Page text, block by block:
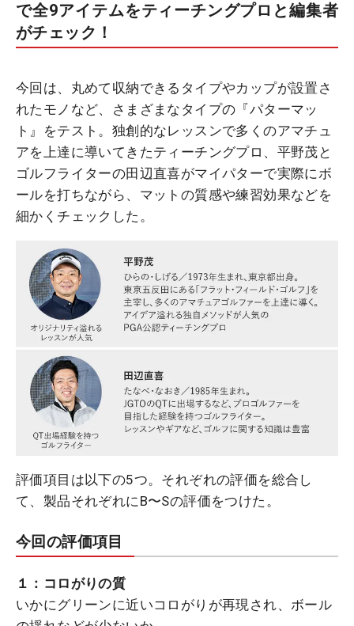
で全9アイテムをティーチングプロと編集者
がチェック！
今回は、丸めて収納できるタイプやカップが設置さ
れたモノなど、さまざまなタイプの『パターマッ
ト』をテスト。独創的なレッスンで多くのアマチュ
アを上達に導いてきたティーチングプロ、平野茂と
ゴルフライターの田辺直喜がマイパターで実際にボ
ールを打ちながら、マットの質感や練習効果などを
細かくチェックした。
評価項目は以下の5つ。それぞれの評価を総合し
て、製品それぞれにB〜Sの評価をつけた。
今回の評価項目
１：コロがりの質
いかにグリーンに近いコロがりが再現され、ボール